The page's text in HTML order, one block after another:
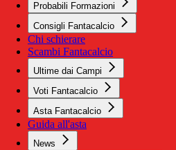
Probabili Formazioni
Consigli Fantacalcio
Chi schierare
Scambi Fantacalcio
Ultime dai Campi
Voti Fantacalcio
Asta Fantacalcio
Guida all'asta
News